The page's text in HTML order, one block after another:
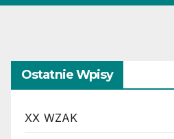
Ostatnie Wpisy
XX WZAK